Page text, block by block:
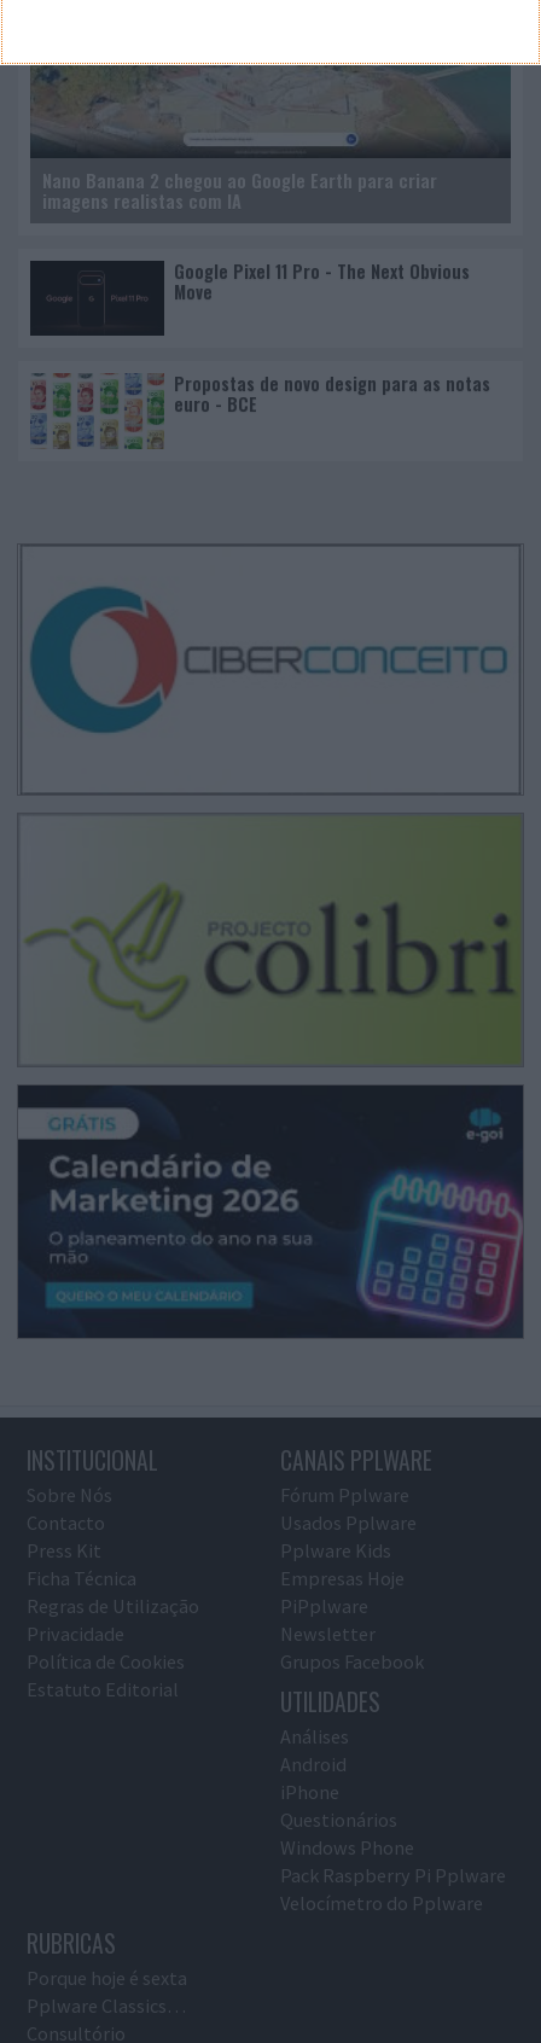
Nano Banana 2 chegou ao Google Earth para criar
imagens realistas com IA
Google Pixel 11 Pro - The Next Obvious
Move
Propostas de novo design para as notas
euro - BCE
INSTITUCIONAL
Sobre Nós
Contacto
Press Kit
Ficha Técnica
Regras de Utilização
Privacidade
Política de Cookies
Estatuto Editorial
CANAIS PPLWARE
Fórum Pplware
Usados Pplware
Pplware Kids
Empresas Hoje
PiPplware
Newsletter
Grupos Facebook
UTILIDADES
Análises
Android
iPhone
Questionários
Windows Phone
Pack Raspberry Pi Pplware
Velocímetro do Pplware
RUBRICAS
Porque hoje é sexta
Pplware Classics…
Consultório